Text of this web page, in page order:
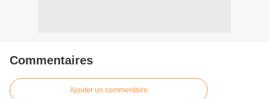
Commentaires
Ajouter un commentaire